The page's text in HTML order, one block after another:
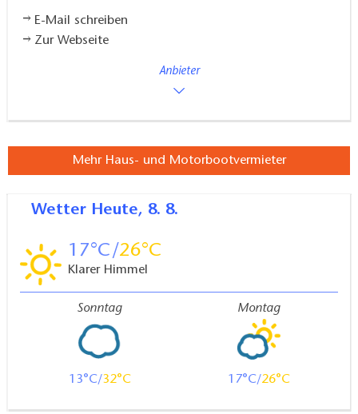
E-Mail schreiben
Zur Webseite
Anbieter
Mehr Haus- und Motorbootvermieter
Wetter Heute, 8. 8.
17 26
Klarer Himmel
Sonntag
13 32
Montag
17 26